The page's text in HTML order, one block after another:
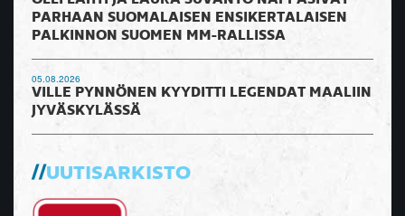
PARHAAN SUOMALAISEN ENSIKERTALAISEN
PALKINNON SUOMEN MM-RALLISSA
05.08.2026
VILLE PYNNÖNEN KYYDITTI LEGENDAT MAALIIN
JYVÄSKYLÄSSÄ
UUTISARKISTO